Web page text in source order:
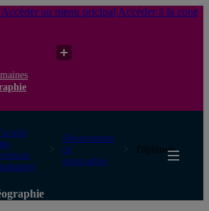
Accéder au menu pricipal Accéder à la zone
Département
de
géographie
Diplômés